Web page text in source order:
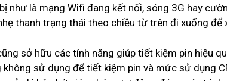
như là mạng Wifi đang kết nối, sóng 3G hay
thanh trạng thái theo chiều từ trên đi xuống để
sở hữu các tính năng giúp tiết kiệm pin hiệu
không sử dụng để tiết kiệm pin và mức sử dụng